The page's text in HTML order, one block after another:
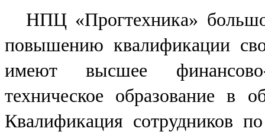
НПЦ «Прогтехника»
повышению квалификации
имеют высшее финансово-
техническое образование в
Квалификация сотрудников